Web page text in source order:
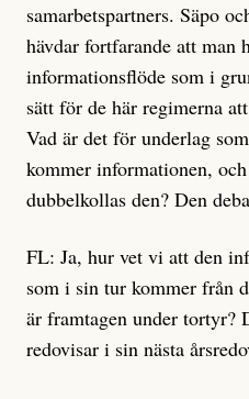
samarbetspartners. Säpo
hävdar fortfarande att man
informationsflöde som i
sätt för de här regimerna
Vad är det för underlag
kommer informationen,
dubbelkollas den? Den
FL: Ja, hur vet vi att den
som i sin tur kommer från
är framtagen under tortyr?
redovisar i sin nästa